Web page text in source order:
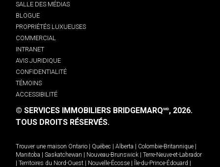
SALLE DES MÉDIAS
BLOGUE
PROPRIÉTÉS LUXUEUSES
COMMERCIAL
INTRANET
AVIS JURIDIQUE
CONFIDENTIALITÉ
TÉMOINS
ACCESSIBILITÉ
© SERVICES IMMOBILIERS BRIDGEMARQMD, 2026.
TOUS DROITS RÉSERVÉS.
Trouver une maison Ontario Québec Alberta Colombie-Britannique
Manitoba
Saskatchewan Nouveau-Brunswick
Terre-Neuve-et-Labrador
Territoires du Nord-Ouest Nouvelle-Écosse Île-du-Prince-Édouard